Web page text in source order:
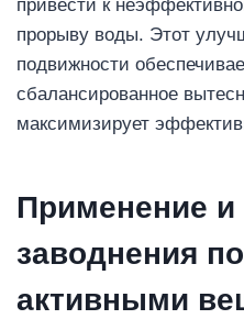
привести к
прорыву воды. Этот
подвижности
сбалансированное
максимизирует
Применение
заводнения
активными